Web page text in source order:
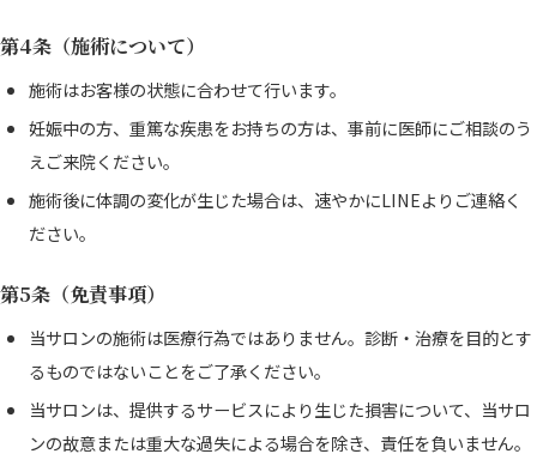
第4条（施術について）
施術はお客様の状態に合わせて行います。
妊娠中の方、重篤な疾患をお持ちの方は、事前に医師にご相談のう
えご来院ください。
施術後に体調の変化が生じた場合は、速やかにLINEよりご連絡く
ださい。
第5条（免責事項）
当サロンの施術は医療行為ではありません。診断・治療を目的とす
るものではないことをご了承ください。
当サロンは、提供するサービスにより生じた損害について、当サロ
ンの故意または重大な過失による場合を除き、責任を負いません。